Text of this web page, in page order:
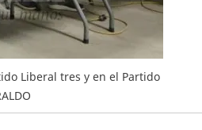
Liberal tres y en el Partido